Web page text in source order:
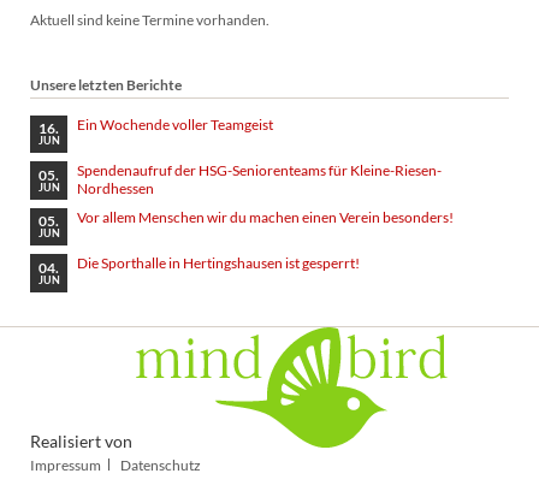
Aktuell sind keine Termine vorhanden.
Unsere letzten Berichte
16.
JUN
Ein Wochende voller Teamgeist
05.
JUN
Spendenaufruf der HSG-Seniorenteams für Kleine-Riesen-
Nordhessen
05.
JUN
Vor allem Menschen wir du machen einen Verein besonders!
04.
JUN
Die Sporthalle in Hertingshausen ist gesperrt!
Realisiert von
Navigation
Impressum Datenschutz